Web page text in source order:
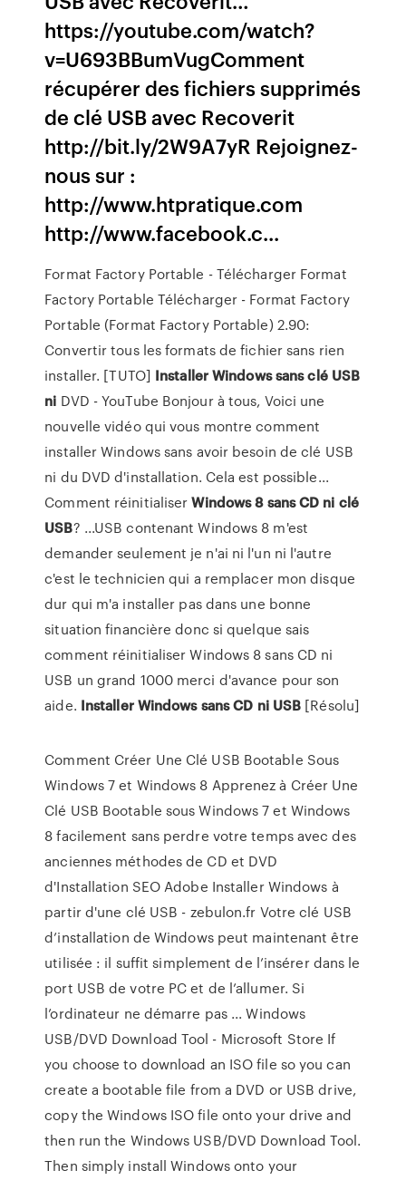
https://youtube.com/watch?
v=U693BBumVugComment
récupérer des fichiers supprimés
de clé USB avec Recoverit
http://bit.ly/2W9A7yR Rejoignez-
nous sur :
http://www.htpratique.com
http://www.facebook.c...
Format Factory Portable - TéléchargerFormat
Factory Portable Télécharger - Format Factory
Portable (Format Factory Portable) 2.90:
Convertir tous les formats de fichier sans rien
installer. [TUTO] InstallerWindows sansclé USB
ni DVD - YouTube Bonjour à tous, Voici une
nouvelle vidéo qui vous montre comment
installer Windows sans avoir besoin de clé USB
ni du DVD d'installation. Cela est possible...
Comment réinitialiserWindows8 sansCD ni clé
USB? ...USB contenant Windows 8 m'est
demander seulement je n'ai ni l'un ni l'autre
c'est le technicien qui a remplacer mon disque
dur qui m'a installer pas dans une bonne
situation financière donc si quelque sais
comment réinitialiser Windows 8 sans CD ni
USB un grand 1000 merci d'avance pour son
aide. Installer Windows sansCD ni USB [Résolu]
Comment Créer Une Clé USB Bootable Sous
Windows 7 et Windows 8 Apprenez à Créer Une
Clé USB Bootable sous Windows 7 et Windows
8 facilement sans perdre votre temps avec des
anciennes méthodes de CD et DVD
d'Installation SEO Adobe Installer Windows à
partir d'une clé USB - zebulon.fr Votre clé USB
d’installation de Windows peut maintenant être
utilisée : il suffit simplement de l’insérer dans le
port USB de votre PC et de l’allumer. Si
l’ordinateur ne démarre pas ... Windows
USB/DVD Download Tool - Microsoft Store If
you choose to download an ISO file so you can
create a bootable file from a DVD or USB drive,
copy the Windows ISO file onto your drive and
then run the Windows USB/DVD Download Tool.
Then simply install Windows onto your